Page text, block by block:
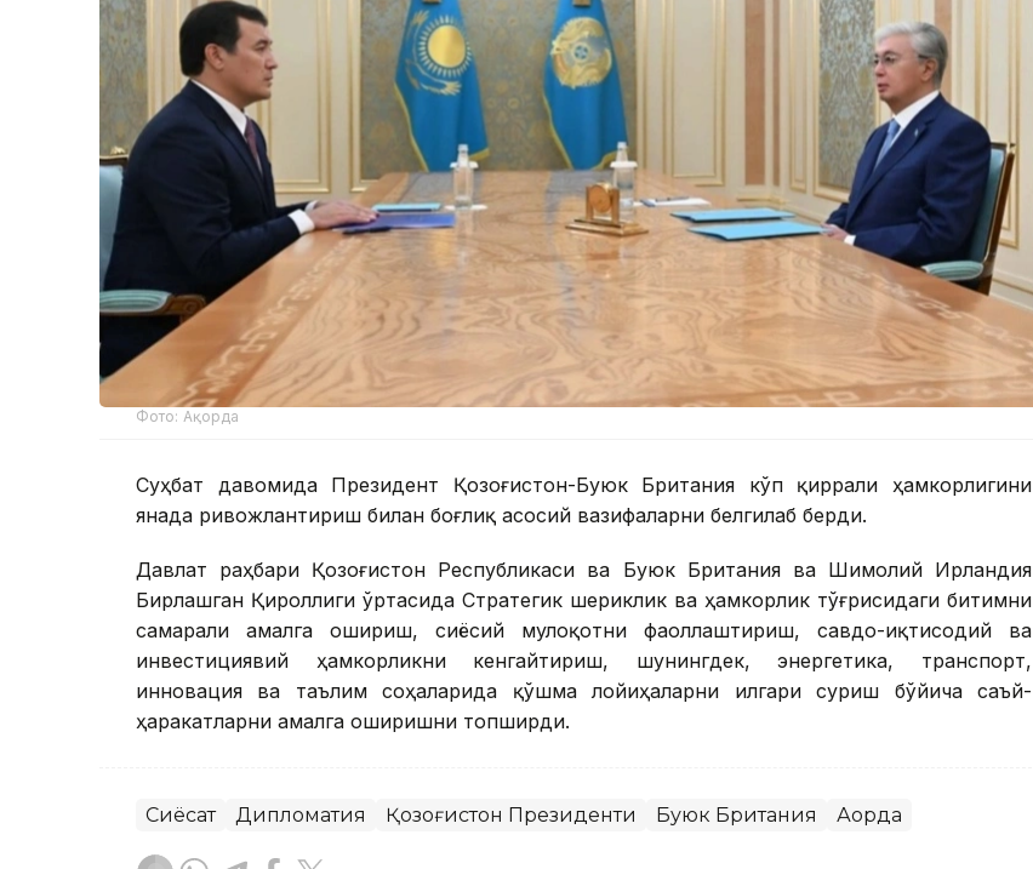
Фото: Ақорда
Суҳбат давомида Президент Қозоғистон-Буюк Британия кўп қиррали ҳамкорлигини
янада ривожлантириш билан боғлиқ асосий вазифаларни белгилаб берди.
Давлат раҳбари Қозоғистон Республикаси ва Буюк Британия ва Шимолий Ирландия
Бирлашган Қироллиги ўртасида Стратегик шериклик ва ҳамкорлик тўғрисидаги битимни
самарали амалга ошириш, сиёсий мулоқотни фаоллаштириш, савдо-иқтисодий ва
инвестициявий ҳамкорликни кенгайтириш, шунингдек, энергетика, транспорт,
инновация ва таълим соҳаларида қўшма лойиҳаларни илгари суриш бўйича саъй-
ҳаракатларни амалга оширишни топширди.
Сиёсат Дипломатия Қозоғистон Президенти Буюк Британия Ақорда